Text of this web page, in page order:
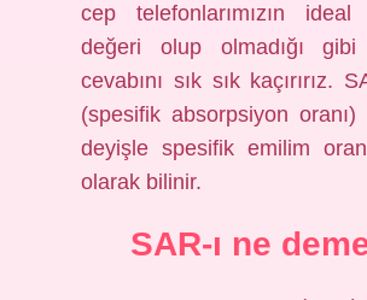
cep telefonlarımızın
değeri olup olmadığı gibi
cevabını sık sık kaçırırız.
(spesifik absorpsiyon
deyişle spesifik emilim
olarak bilinir.
SAR-ı ne